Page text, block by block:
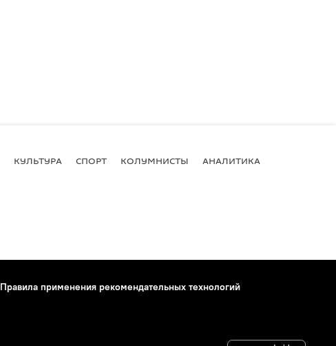
КУЛЬТУРА СПОРТ КОЛУМНИСТЫ АНАЛИТИКА
Правила применения рекомендательных технологий